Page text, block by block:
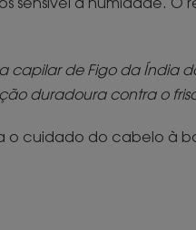
capilar de Figo da Índia
duradoura contra o
o cuidado do cabelo à